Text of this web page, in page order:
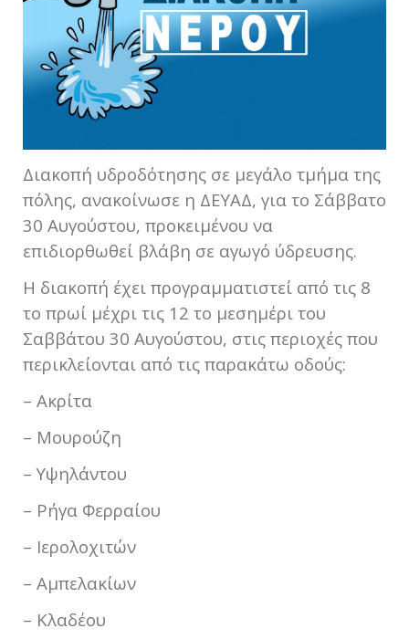
Διακοπή υδροδότησης σε μεγάλο τμήμα της
πόλης, ανακοίνωσε η ΔΕΥΑΔ, για το Σάββατο
30 Αυγούστου, προκειμένου να
επιδιορθωθεί βλάβη σε αγωγό ύδρευσης.
Η διακοπή έχει προγραμματιστεί από τις 8
το πρωί μέχρι τις 12 το μεσημέρι του
Σαββάτου 30 Αυγούστου, στις περιοχές που
περικλείονται από τις παρακάτω οδούς:
– Ακρίτα
– Μουρούζη
– Υψηλάντου
– Ρήγα Φερραίου
– Ιερολοχιτών
– Αμπελακίων
– Κλαδέου